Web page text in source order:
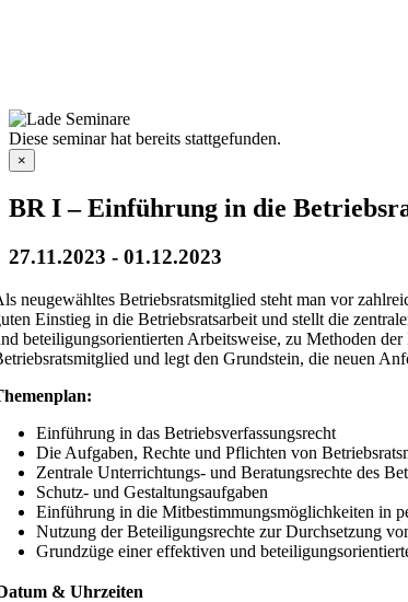
Diese seminar hat bereits stattgefunden.
×
BR I – Einführung in die
27.11.2023 - 01.12.2023
neugewähltes Betriebsratsmitglied steht man vor
Einstieg in die Betriebsratsarbeit und stellt die
beteiligungsorientierten Arbeitsweise, zu Methoden
und legt den Grundstein, die neuen
Einführung in das Betriebsverfassungsrecht
Die Aufgaben, Rechte und Pflichten von
Zentrale Unterrichtungs- und Beratungsrechte des
Schutz- und Gestaltungsaufgaben
Einführung in die Mitbestimmungsmöglichkeiten in
Nutzung der Beteiligungsrechte zur Durchsetzung
Grundzüge einer effektiven und
& Uhrzeiten